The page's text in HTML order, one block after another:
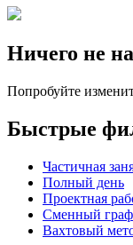
Ничего не
Попробуйте
Быстрые
Частичная
Полный день
Проектная
Сменный
Вахтовый